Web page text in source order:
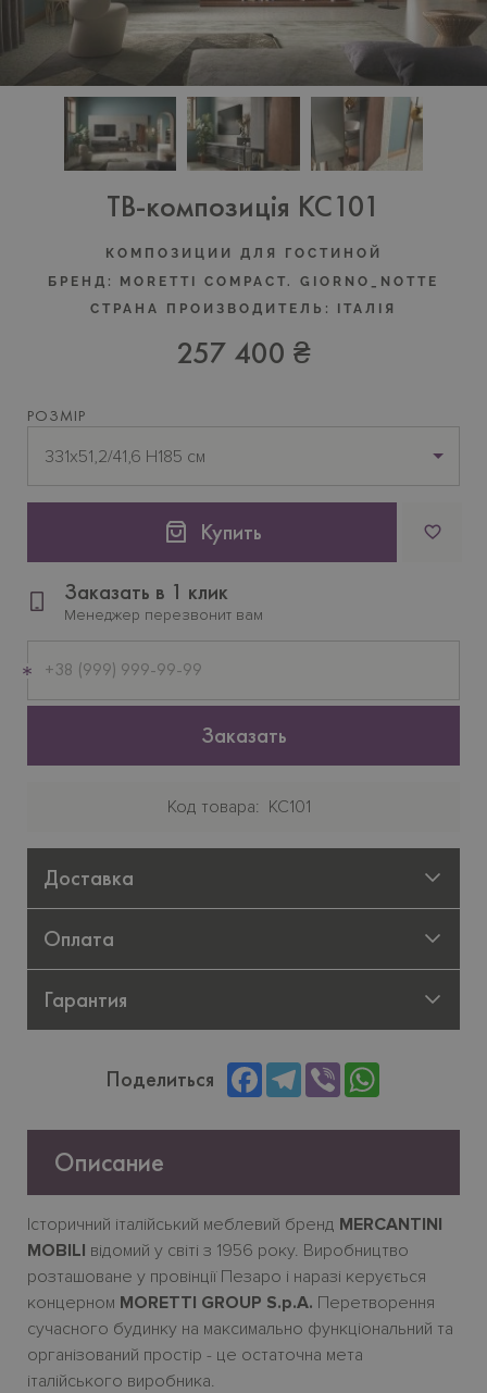
ТВ-композиція KC101
КОМПОЗИЦИИ ДЛЯ ГОСТИНОЙ
БРЕНД:
MORETTI COMPACT. GIORNO_NOTTE
СТРАНА ПРОИЗВОДИТЕЛЬ:
ІТАЛІЯ
257 400 ₴
РОЗМІР
331х51,2/41,6 H185 см
Купить
Заказать в 1 клик
Менеджер перезвонит вам
телефон
Заказать
Код товара KC101
Доставка
Оплата
Гарантия
Поделиться FacebookTelegram
Viber
Описание
Історичний італійський меблевий бренд MERCANTINI
MOBILI відомий у світі з 1956 року. Виробництво
розташоване у провінції Пезаро і наразі керується
концерном MORETTI GROUP S.p.A. Перетворення
сучасного будинку на максимально функціональний та
організований простір - це остаточна мета
італійського виробника.